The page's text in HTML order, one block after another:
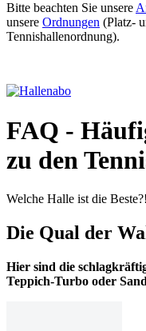
Bitte beachten Sie unsere
unsere Ordnungen (Platz-
Tennishallenordnung).
FAQ -
zu den
Welche Halle ist die Beste?!
Die Qual der
Hier sind die
Teppich-Turbo oder